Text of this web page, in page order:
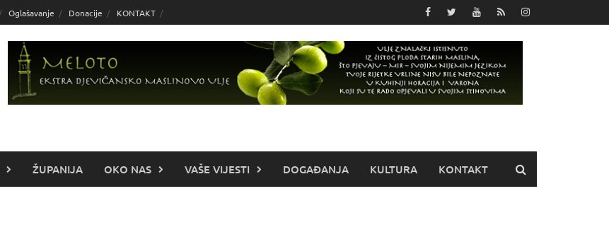
Oglašavanje Donacije KONTAKT
ŽUPANIJA OKO NAS VAŠE VIJESTI DOGAĐANJA KULTURA KONTAKT